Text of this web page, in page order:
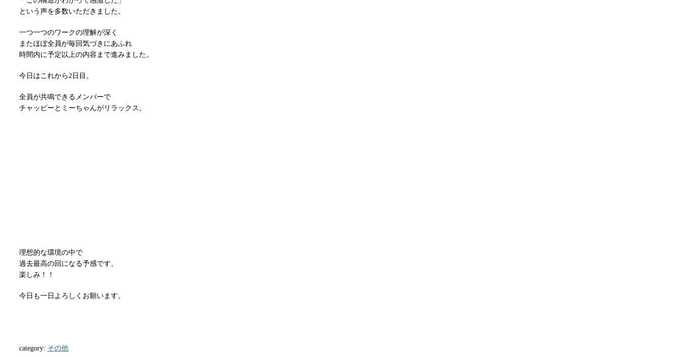
という声を多数いただきました。
一つ一つのワークの理解が深く
またほぼ全員が毎回気づきにあふれ
時間内に予定以上の内容まで進みました。
今日はこれから2日目。
全員が共鳴できるメンバーで
チャッピーとミーちゃんがリラックス。
理想的な環境の中で
過去最高の回になる予感です。
楽しみ！！
今日も一日よろしくお願います。
category: その他